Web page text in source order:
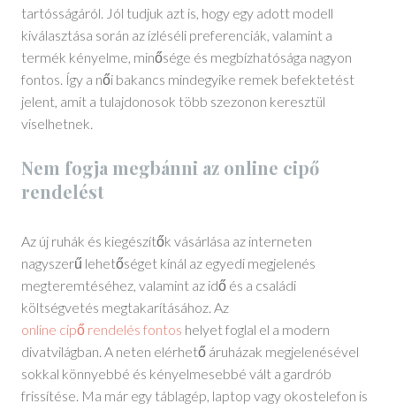
tartósságáról. Jól tudjuk azt is, hogy egy adott modell
kiválasztása során az ízléséli preferenciák, valamint a
termék kényelme, minősége és megbízhatósága nagyon
fontos. Így a női bakancs mindegyike remek befektetést
jelent, amit a tulajdonosok több szezonon keresztül
viselhetnek.
Nem fogja megbánni az online cipő
rendelést
Az új ruhák és kiegészítők vásárlása az interneten
nagyszerű lehetőséget kínál az egyedi megjelenés
megteremtéséhez, valamint az idő és a családi
költségvetés megtakarításához. Az
online cipő rendelés fontos helyet foglal el a modern
divatvilágban. A neten elérhető áruházak megjelenésével
sokkal könnyebbé és kényelmesebbé vált a gardrób
frissítése. Ma már egy táblagép, laptop vagy okostelefon is